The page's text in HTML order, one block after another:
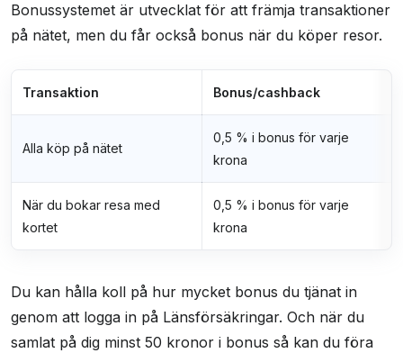
Länsförsäkringar?
Hur bra är Länsförsäkringars kundtjänst?
Vad säger andra om kreditkortet?
Frågor och svar
Bonussystemet är utvecklat för att främja transaktioner
på nätet, men du får också bonus när du köper resor.
Transaktion Bonus/cashback
Alla köp på nätet
0,5 % i bonus för varje
krona
När du bokar resa med
kortet
0,5 % i bonus för varje
krona
Du kan hålla koll på hur mycket bonus du tjänat in
genom att logga in på Länsförsäkringar. Och när du
samlat på dig minst 50 kronor i bonus så kan du föra